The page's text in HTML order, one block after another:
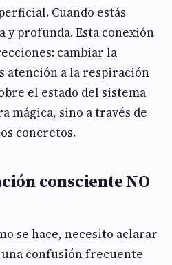
Cuando estás
y profunda. Esta conexión
cambiar la
atención a la respiración
el estado del sistema
mágica, sino a través de
concretos.
consciente NO
se hace, necesito aclarar
una confusión frecuente